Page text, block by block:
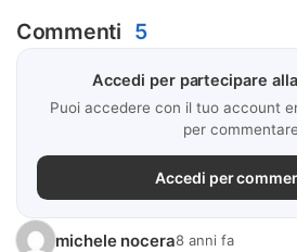
Commenti 5
Accedi per partecipare
Puoi accedere con il tuo account
per
Accedi per
michele nocera8 anni fa